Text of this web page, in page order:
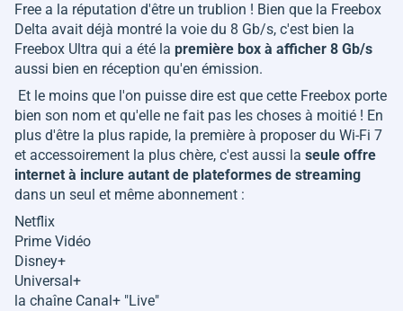
Free a la réputation d'être un trublion ! Bien que la Freebox
Delta avait déjà montré la voie du 8 Gb/s, c'est bien la
Freebox Ultra qui a été la première box à afficher 8 Gb/s
aussi bien en réception qu'en émission.
Et le moins que l'on puisse dire est que cette Freebox porte
bien son nom et qu'elle ne fait pas les choses à moitié ! En
plus d'être la plus rapide, la première à proposer du Wi-Fi 7
et accessoirement la plus chère, c'est aussi la seule offre
internet à inclure autant de plateformes de streaming
dans un seul et même abonnement :
Netflix
Prime Vidéo
Disney+
Universal+
la chaîne Canal+ "Live"